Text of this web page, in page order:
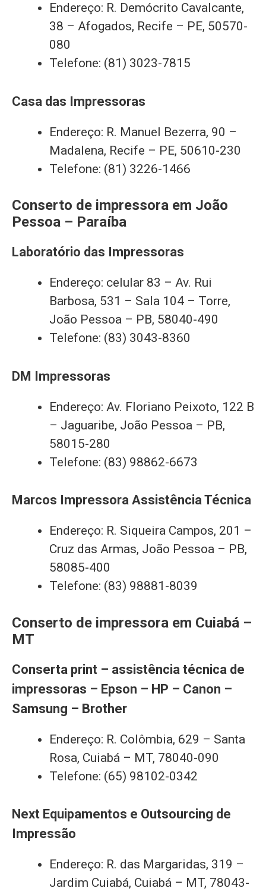
Endereço: R. Demócrito Cavalcante,
38 – Afogados, Recife – PE, 50570-
080
Telefone: (81) 3023-7815
Casa das Impressoras
Endereço: R. Manuel Bezerra, 90 –
Madalena, Recife – PE, 50610-230
Telefone: (81) 3226-1466
Conserto de impressora em João
Pessoa – Paraíba
Laboratório das Impressoras
Endereço: celular 83 – Av. Rui
Barbosa, 531 – Sala 104 – Torre,
João Pessoa – PB, 58040-490
Telefone: (83) 3043-8360
DM Impressoras
Endereço: Av. Floriano Peixoto, 122 B
– Jaguaribe, João Pessoa – PB,
58015-280
Telefone: (83) 98862-6673
Marcos Impressora Assistência Técnica
Endereço: R. Siqueira Campos, 201 –
Cruz das Armas, João Pessoa – PB,
58085-400
Telefone: (83) 98881-8039
Conserto de impressora em Cuiabá –
MT
Conserta print – assistência técnica de
impressoras – Epson – HP – Canon –
Samsung – Brother
Endereço: R. Colômbia, 629 – Santa
Rosa, Cuiabá – MT, 78040-090
Telefone: (65) 98102-0342
Next Equipamentos e Outsourcing de
Impressão
Endereço: R. das Margaridas, 319 –
Jardim Cuiabá, Cuiabá – MT, 78043-